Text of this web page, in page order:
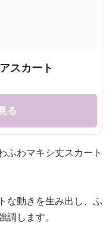
スカート
る
ふわマキシ丈スカート
な動きを生み出し、ふ
します。